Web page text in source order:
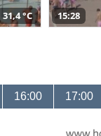
31,4 °C 15:28
16:00 17:00